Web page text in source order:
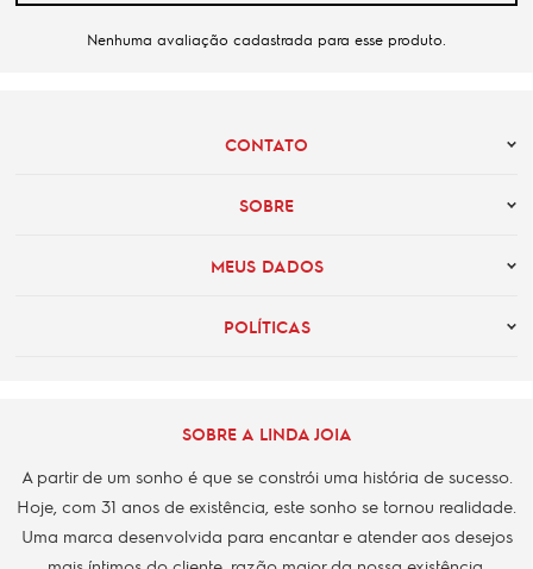
Nenhuma avaliação cadastrada para esse produto.
CONTATO
SOBRE
MEUS DADOS
POLÍTICAS
SOBRE A LINDA JOIA
A partir de um sonho é que se constrói uma história de sucesso.
Hoje, com 31 anos de existência, este sonho se tornou realidade.
Uma marca desenvolvida para encantar e atender aos desejos